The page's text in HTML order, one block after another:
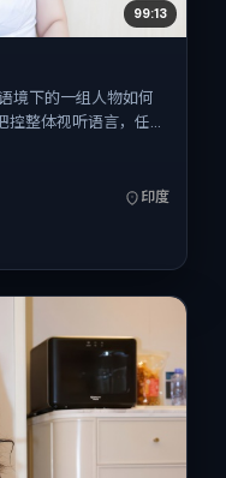
99:13
境下的一组人物如何
整体视听语言，任素
网络平台，贺岁档前
印度